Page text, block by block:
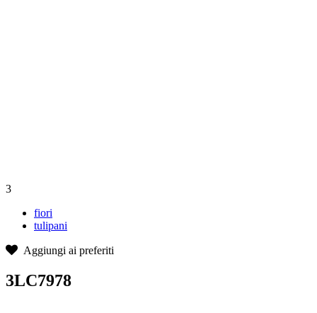
3
fiori
tulipani
Aggiungi ai preferiti
3LC7978